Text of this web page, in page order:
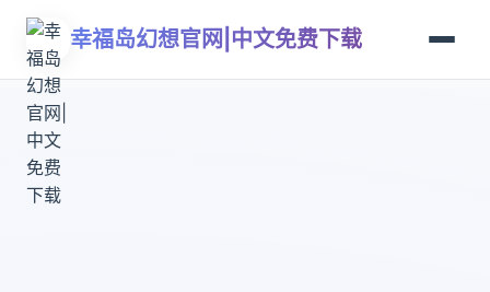
幸福岛幻想官网|中文免费下载